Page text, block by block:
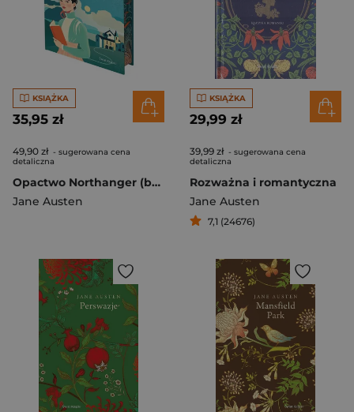
KSIĄŻKA
35,95 zł
49,90 zł - sugerowana cena
detaliczna
Opactwo Northanger (barwione brzegi)
Jane Austen
KSIĄŻKA
29,99 zł
39,99 zł - sugerowana cena
detaliczna
Rozważna i romantyczna
Jane Austen
7,1 (24676)